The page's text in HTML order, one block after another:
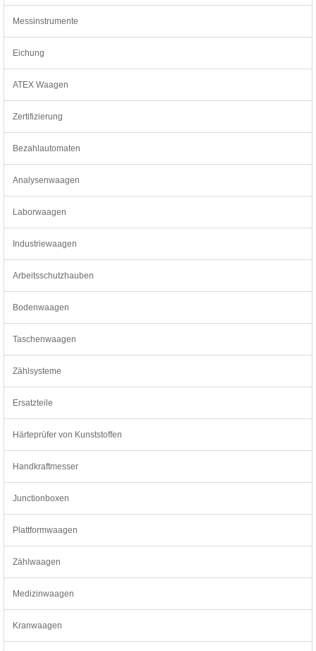
Messinstrumente
Eichung
ATEX Waagen
Zertifizierung
Bezahlautomaten
Analysenwaagen
Laborwaagen
Industriewaagen
Arbeitsschutzhauben
Bodenwaagen
Taschenwaagen
Zählsysteme
Ersatzteile
Härteprüfer von Kunststoffen
Handkraftmesser
Junctionboxen
Plattformwaagen
Zählwaagen
Medizinwaagen
Kranwaagen